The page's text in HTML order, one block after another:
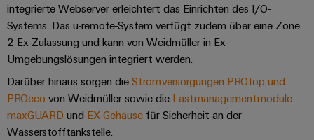
Modifizierte
und
bestückte
Gehäuse
Kundenspezifische
Kabelkonfektionierung
integrierte Webserver erleichtert das Einrichten des I/O-
Systems. Das u-remote-System verfügt zudem über eine Zone
2 Ex-Zulassung und kann von Weidmüller in Ex-
Umgebungslösungen integriert werden.
Darüber hinaus sorgen die Stromversorgungen PROtop und
PROeco von Weidmüller sowie die Lastmanagementmodule
maxGUARD und EX-Gehäuse für Sicherheit an der
Wasserstofftankstelle.